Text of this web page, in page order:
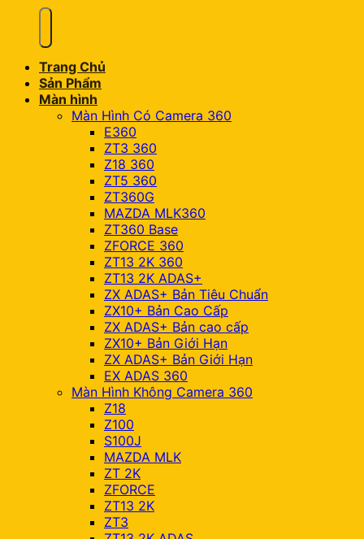
Trang Chủ
Sản Phẩm
Màn hình
Màn Hình Có Camera 360
E360
ZT3 360
Z18 360
ZT5 360
ZT360G
MAZDA MLK360
ZT360 Base
ZFORCE 360
ZT13 2K 360
ZT13 2K ADAS+
ZX ADAS+ Bản Tiêu Chuẩn
ZX10+ Bản Cao Cấp
ZX ADAS+ Bản cao cấp
ZX10+ Bản Giới Hạn
ZX ADAS+ Bản Giới Hạn
EX ADAS 360
Màn Hình Không Camera 360
Z18
Z100
S100J
MAZDA MLK
ZT 2K
ZFORCE
ZT13 2K
ZT3